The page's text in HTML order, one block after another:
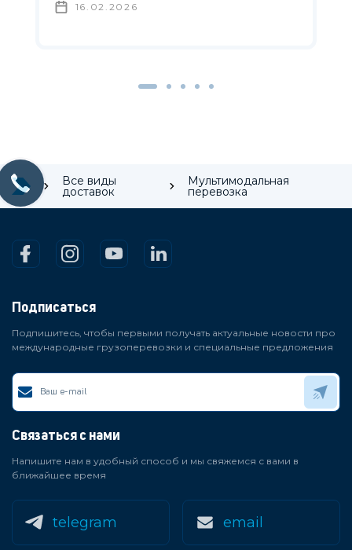
16.02.2026
Все виды
доставок
Мультимодальная
перевозка
Подписаться
Подпишитесь, чтобы первыми получать актуальные новости про
международные грузоперевозки и специальные предложения
Связаться с нами
Напишите нам в удобный способ и мы свяжемся с вами в
ближайшее время
telegram email